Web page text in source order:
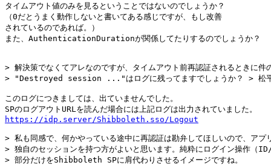
タイムアウト値のみを見るということではないのでしょうか？
（0だとうまく動作しないと書いてある感じですが、もし改善
されているのであれば。）
また、AuthenticationDurationが関係してたりするのでしょうか？
> 解決策でなくてアレなのですが、タイムアウト前再認証されるときに件
> "Destroyed session ..."はログに残ってますでしょうか？ > 松
このログにつきましては、出ていませんでした。
https://idp.server/Shibboleth.sso/Logout
> 私も同感で、何かやっている途中に再認証は勘弁してほしいので、アプ
> 独自のセッションを持つ方がよいと思います。純粋にログイン操作（
> 部分だけをShibboleth SPに肩代わりさせるイメージですね。